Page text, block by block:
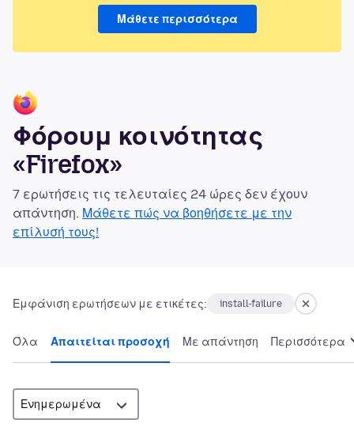
Μάθετε περισσότερα
Φόρουμ κοινότητας
«Firefox»
7 ερωτήσεις τις τελευταίες 24 ώρες δεν έχουν
απάντηση. Μάθετε πώς να βοηθήσετε με την
επίλυσή τους!
Εμφάνιση ερωτήσεων με ετικέτες: install-failure
Όλα Απαιτείται προσοχή Με απάντηση Περισσότερα